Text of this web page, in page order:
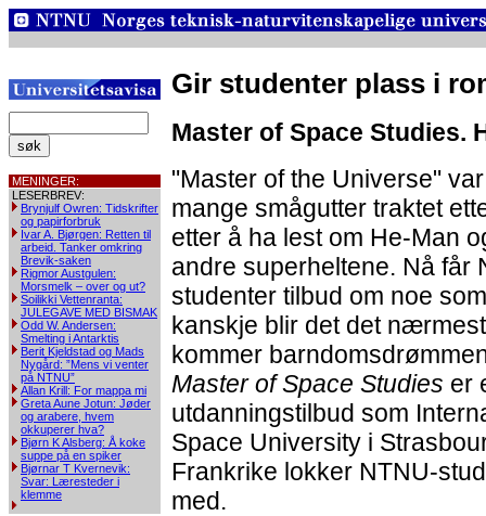
MENINGER:
LESERBREV:
Brynjulf Owren: Tidskrifter
og papirforbruk
Ivar A. Bjørgen: Retten til
arbeid. Tanker omkring
Brevik-saken
Rigmor Austgulen:
Morsmelk – over og ut?
Soilikki Vettenranta:
JULEGAVE MED BISMAK
Odd W. Andersen:
Smelting i Antarktis
Berit Kjeldstad og Mads
Nygård: ”Mens vi venter
på NTNU”
Allan Krill: For mappa mi
Greta Aune Jotun: Jøder
og arabere, hvem
okkuperer hva?
Bjørn K Alsberg: Å koke
suppe på en spiker
Bjørnar T Kvernevik:
Svar: Læresteder i
klemme
Gir studenter plass i
Master of Space Studies.
"Master of the Universe"
mange smågutter traktet
etter å ha lest om He-Man
andre superheltene. Nå får
studenter tilbud om noe som
kanskje blir det det
kommer
Master of Space Studies er
utdanningstilbud som
Space University i
Frankrike lokker NTNU-
med.